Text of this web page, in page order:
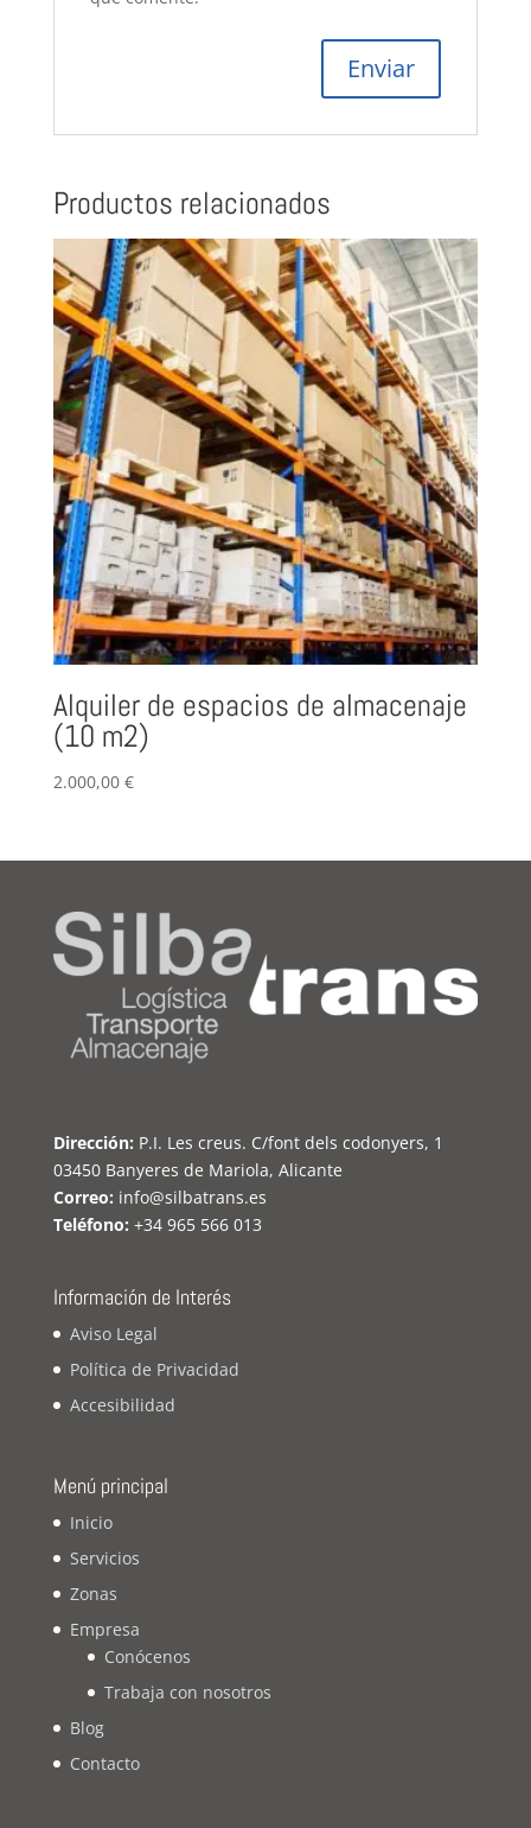
Productos relacionados
Alquiler de espacios de almacenaje
(10 m2)
2.000,00 €
Dirección: P.I. Les creus. C/font dels codonyers, 1
03450 Banyeres de Mariola, Alicante
Correo: info@silbatrans.es
Teléfono: +34 965 566 013
Información de Interés
Aviso Legal
Política de Privacidad
Accesibilidad
Menú principal
Inicio
Servicios
Zonas
Empresa
Conócenos
Trabaja con nosotros
Blog
Contacto